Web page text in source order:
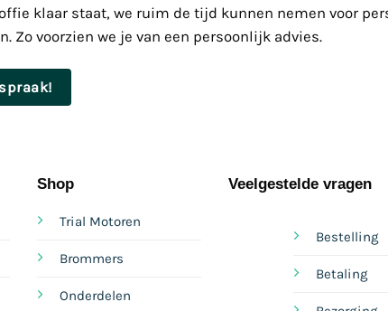
klaar staat, we ruim de tijd kunnen nemen voor
Zo voorzien we je van een persoonlijk advies.
Shop
Trial Motoren
Brommers
Onderdelen
Veelgestelde vragen
Bestelling
Betaling